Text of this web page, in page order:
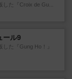
した『Croix de Gu...
ール9
した『Gung Ho！』